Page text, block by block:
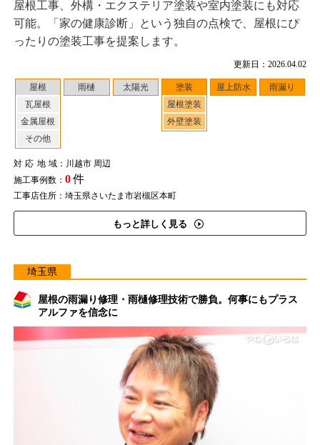
更新日：2026.04.02
屋根
瓦屋根
金属屋根
その他
雨樋 太陽光
塗装
屋根塗装
外壁塗装
屋上防水 雨漏り
対応地域：川越市 周辺
施工事例数： 0件
工事店住所：埼玉県さいたま市岩槻区本町
もっと詳しく見る
屋根工事、外構・エクステリア塗装や室内塗装にも対応
可能。「家の健康診断」という独自の点検で、屋根にぴ
ったりの塗装工事を提案します。
埼玉県
屋根の雨漏り修理・雨樋修理技術で勝負。何事にもプラス
アルファを信念に